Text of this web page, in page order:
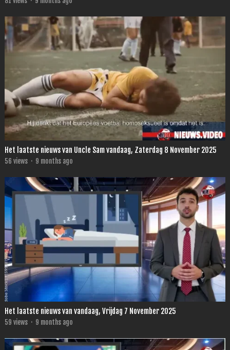
Het laatste nieuws van Uncle Sam vandaag, Zaterdag 8 November 2025
56 views · 9 months ago
Het laatste nieuws van vandaag, Vrijdag 7 November 2025
59 views · 9 months ago